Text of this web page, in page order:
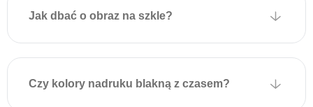
mocowanie.
wkręty w ścianie zgodnie z
Jak dbać o obraz na szkle?
Czy kolory nadruku blakną z czasem?